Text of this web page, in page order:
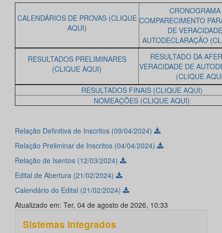
CALENDÁRIOS DE PROVAS (CLIQUE
AQUI)
COMPARECIMENTO
DE
AUTODECLARAÇÃO
RESULTADOS PRELIMINARES
(CLIQUE AQUI)
RESULTADO DA
VERACIDADE DE
(CLIQUE
RESULTADOS FINAIS (CLIQUE AQUI)
NOMEAÇÕES (CLIQUE AQUI)
Relação Definitiva de Inscritos (09/04/2024)
Relação Preliminar de Inscritos (04/04/2024)
Relação de Isentos (12/03/2024)
Edital de Abertura (21/02/2024)
Calendário do Edital (21/02/2024)
Atualizado em: Ter, 04 de agosto de 2026, 10:33
Sistemas integrados